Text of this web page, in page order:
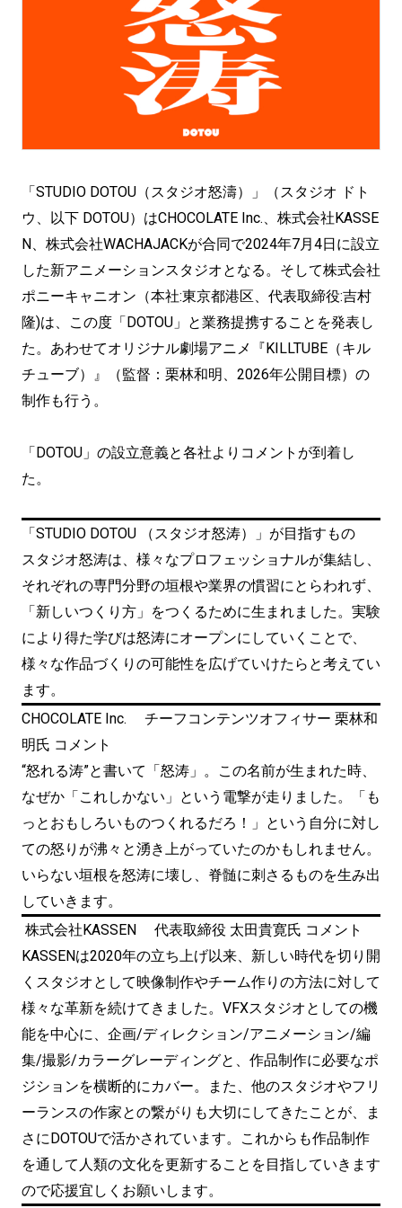
「STUDIO DOTOU（スタジオ怒濤）」（スタジオ ドト
ウ、以下 DOTOU）はCHOCOLATE Inc.、株式会社KASSE
N、株式会社WACHAJACKが合同で2024年7月4日に設立
した新アニメーションスタジオとなる。そして株式会社
ポニーキャニオン（本社:東京都港区、代表取締役:吉村
隆)は、この度「DOTOU」と業務提携することを発表し
た。あわせてオリジナル劇場アニメ『KILLTUBE（キル
チューブ）』（監督：栗林和明、2026年公開目標）の
制作も行う。
「DOTOU」の設立意義と各社よりコメントが到着し
た。
「STUDIO DOTOU （スタジオ怒涛）」が目指すもの
スタジオ怒涛は、様々なプロフェッショナルが集結し、
それぞれの専門分野の垣根や業界の慣習にとらわれず、
「新しいつくり方」をつくるために生まれました。実験
により得た学びは怒涛にオープンにしていくことで、
様々な作品づくりの可能性を広げていけたらと考えてい
ます。
CHOCOLATE Inc. チーフコンテンツオフィサー 栗林和
明氏 コメント
“怒れる涛”と書いて「怒涛」。この名前が生まれた時、
なぜか「これしかない」という電撃が走りました。「も
っとおもしろいものつくれるだろ！」という自分に対し
ての怒りが沸々と湧き上がっていたのかもしれません。
いらない垣根を怒涛に壊し、脊髄に刺さるものを生み出
していきます。
株式会社KASSEN 代表取締役 太田貴寛氏 コメント
KASSENは2020年の立ち上げ以来、新しい時代を切り開
くスタジオとして映像制作やチーム作りの方法に対して
様々な革新を続けてきました。VFXスタジオとしての機
能を中心に、企画/ディレクション/アニメーション/編
集/撮影/カラーグレーディングと、作品制作に必要なポ
ジションを横断的にカバー。また、他のスタジオやフリ
ーランスの作家との繋がりも大切にしてきたことが、ま
さにDOTOUで活かされています。これからも作品制作
を通して人類の文化を更新することを目指していきます
ので応援宜しくお願いします。